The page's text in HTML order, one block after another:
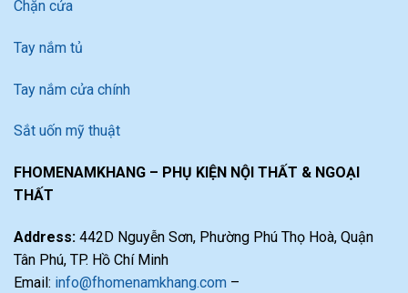
Chặn cửa
Tay nắm tủ
Tay nắm cửa chính
Sắt uốn mỹ thuật
FHOMENAMKHANG – PHỤ KIỆN NỘI THẤT & NGOẠI
THẤT
Address: 442D Nguyễn Sơn, Phường Phú Thọ Hoà, Quận
Tân Phú, TP. Hồ Chí Minh
Email: info@fhomenamkhang.com –